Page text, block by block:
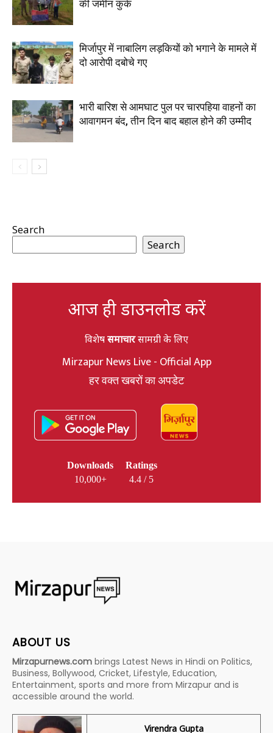
की जमीन कुर्क
मिर्जापुर में नाबालिग लड़कियों को भगाने के मामले में
दो आरोपी दबोचे गए
भारी बारिश से आमघाट पुल पर चारपहिया वाहनों का
आवागमन बंद, तीन दिन बाद बहाल होने की उम्मीद
Search
Search
आज ही डाउनलोड करें
विशेषसमाचारसामग्री के लिए
Mirzapur News Live - Official App
हर वक्त खबरों का अपडेट
Downloads
10,000+
Ratings
4.4 / 5
ABOUT US
Mirzapurnews.com brings Latest News in Hindi on Politics,
Business, Bollywood, Cricket, Lifestyle, Education,
Entertainment, sports and more from Mirzapur and is
accessible around the world.
Virendra Gupta